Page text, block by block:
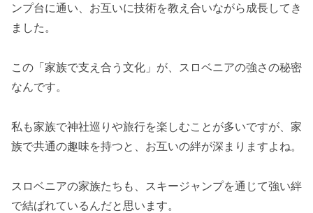
ンプ台に通い、お互いに技術を教え合いながら成長してき
ました。
この「家族で支え合う文化」が、スロベニアの強さの秘密
なんです。
私も家族で神社巡りや旅行を楽しむことが多いですが、家
族で共通の趣味を持つと、お互いの絆が深まりますよね。
スロベニアの家族たちも、スキージャンプを通じて強い絆
で結ばれているんだと思います。